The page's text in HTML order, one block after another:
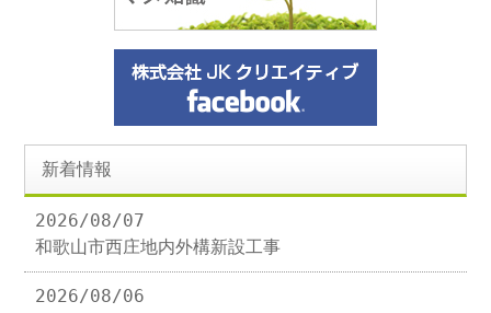
新着情報
2026/08/07
和歌山市西庄地内外構新設工事
2026/08/06